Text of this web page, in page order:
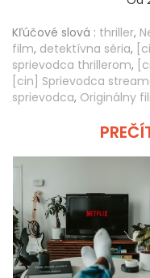
Kľúčové slová : thriller,
film, detektívna séria,
sprievodca thrillerom,
[cin] Sprievodca
sprievodca, Originálny